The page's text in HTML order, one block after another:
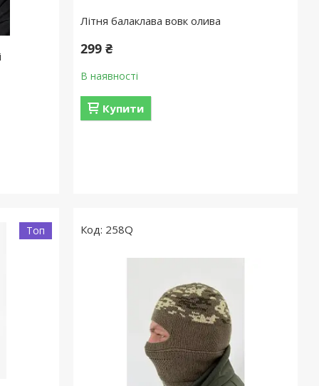
Літня балаклава вовк олива
299 ₴
В наявності
Купити
Топ 258Q